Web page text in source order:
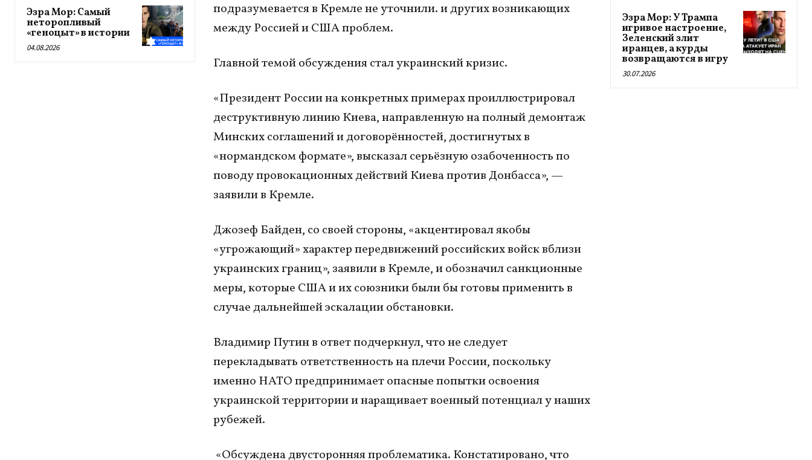
Эзра Мор: Самый
неторопливый
«геноцыт» в истории
04.08.2026
подразумевается в Кремле не уточнили. и других возникающих
между Россией и США проблем.
Главной темой обсуждения стал украинский кризис.
«Президент России на конкретных примерах проиллюстрировал
деструктивную линию Киева, направленную на полный демонтаж
Минских соглашений и договорённостей, достигнутых в
«нормандском формате», высказал серьёзную озабоченность по
поводу провокационных действий Киева против Донбасса», —
заявили в Кремле.
Джозеф Байден, со своей стороны, «акцентировал якобы
«угрожающий» характер передвижений российских войск вблизи
украинских границ», заявили в Кремле, и обозначил санкционные
меры, которые США и их союзники были бы готовы применить в
случае дальнейшей эскалации обстановки.
Владимир Путин в ответ подчеркнул, что не следует
перекладывать ответственность на плечи России, поскольку
именно НАТО предпринимает опасные попытки освоения
украинской территории и наращивает военный потенциал у наших
рубежей.
«Обсуждена двусторонняя проблематика. Констатировано, что
Эзра Мор: У Трампа
игривое настроение,
Зеленский злит
иранцев, а курды
возвращаются в игру
30.07.2026